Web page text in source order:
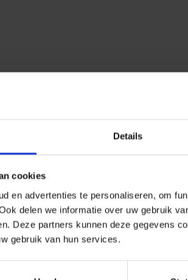
Details
cookies
en advertenties te personaliseren, om
delen we informatie over uw gebruik
Deze partners kunnen deze gegevens
gebruik van hun services.